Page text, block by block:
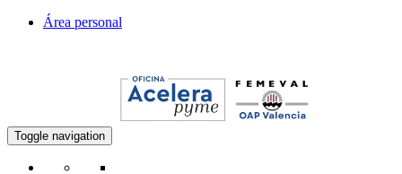
Área personal
Toggle navigation